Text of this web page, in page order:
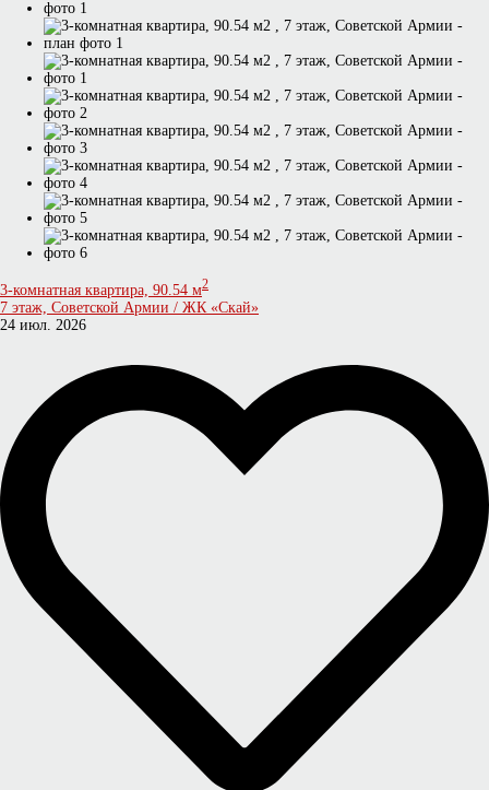
3-комнатная квартира, 90.54 м2
7 этаж, Советской Армии / ЖК «Скай»
24 июл. 2026